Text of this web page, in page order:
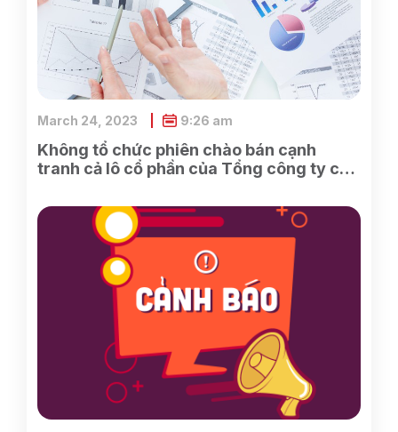
Không tổ chức phiên chào bán cạnh
tranh cả lô cổ phần của Tổng công ty cổ
SCIC sở hữu
March 24, 2023 9:26 am